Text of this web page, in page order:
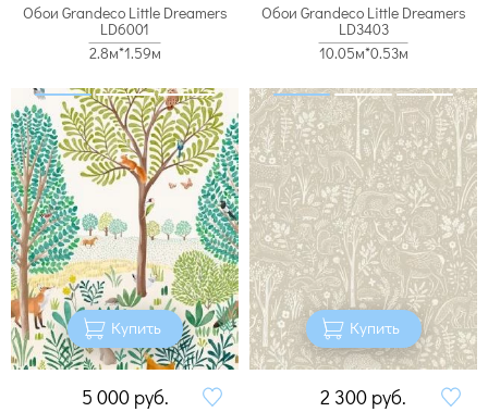
Обои Grandeco Little Dreamers
LD6001
2.8м*1.59м
Купить
5 000 руб.
Обои Grandeco Little Dreamers
LD3403
10.05м*0.53м
Купить
2 300 руб.